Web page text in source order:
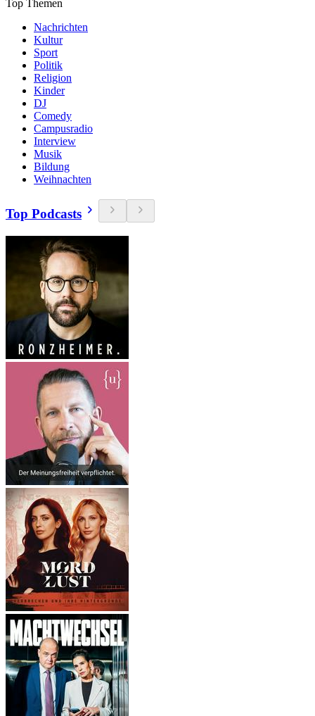
Top Themen
Nachrichten
Kultur
Sport
Politik
Religion
Kinder
DJ
Comedy
Campusradio
Interview
Musik
Bildung
Weihnachten
Top Podcasts